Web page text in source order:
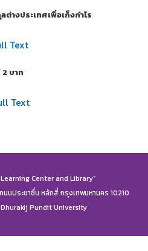
างประเทศเพื่อเก็งกำไร
Text
บาท
Text
Center and Library”
นประชาชื่น หลักสี่ กรุงเทพมหานคร 10210
Pundit University